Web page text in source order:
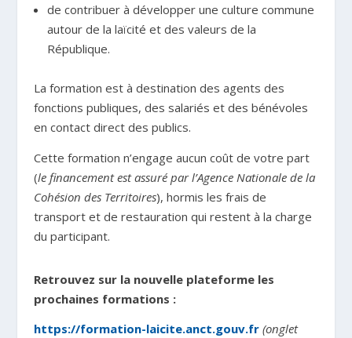
de contribuer à développer une culture commune
autour de la laïcité et des valeurs de la
République.
La formation est à destination des agents des
fonctions publiques, des salariés et des bénévoles
en contact direct des publics.
Cette formation n’engage aucun coût de votre part
(le financement est assuré par l’Agence Nationale de la
Cohésion des Territoires), hormis les frais de
transport et de restauration qui restent à la charge
du participant.
Retrouvez sur la nouvelle plateforme les
prochaines formations :
https://formation-laicite.anct.gouv.fr (onglet